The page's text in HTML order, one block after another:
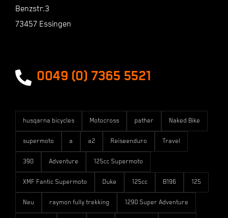
Benzstr.3
73457 Essingen
0049 (0) 7365 5521
husqarna bicycles Motocross pather Naked Bike
supermoto a a2 Reiseenduro Travel
390 Adventure 125cc Supermoto
XMF Fantic Supermoto Duke 125cc B196 125
Neu raymon fully trekking 1290 Super Adventure